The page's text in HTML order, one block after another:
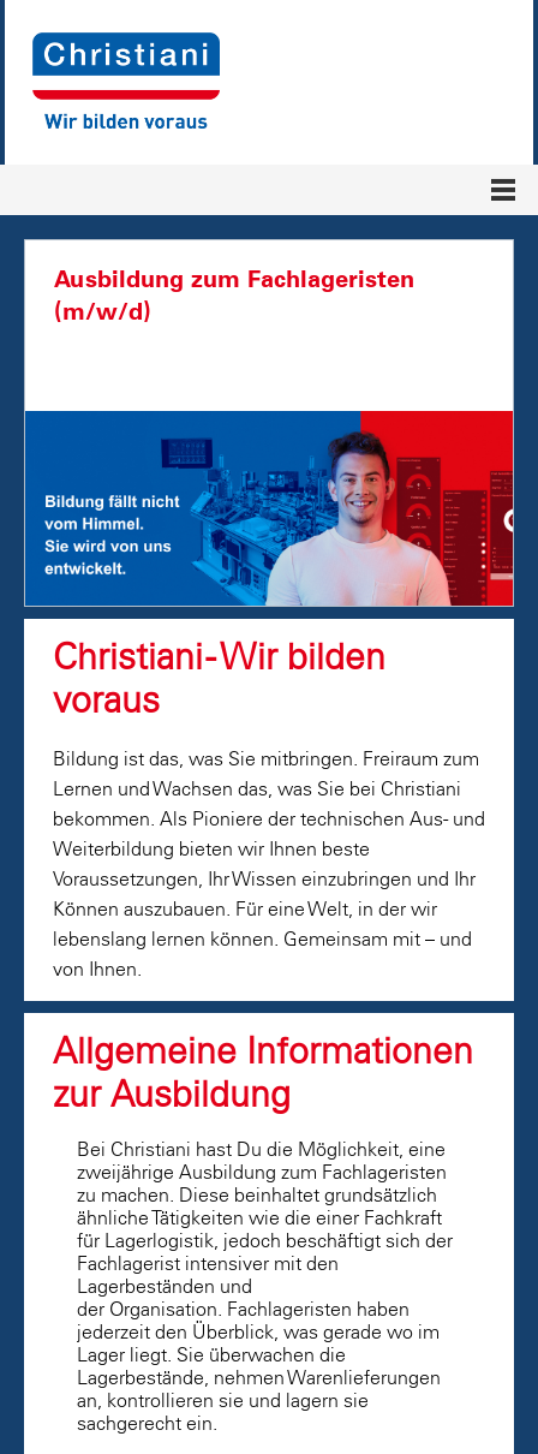
Ausbildung zum Fachlageristen
(m/w/d)
Christiani - Wir bilden
voraus
Bildung ist das, was Sie mitbringen. Freiraum zum
Lernen und Wachsen das, was Sie bei Christiani
bekommen. Als Pioniere der technischen Aus- und
Weiterbildung bieten wir Ihnen beste
Voraussetzungen, Ihr Wissen einzubringen und Ihr
Können auszubauen. Für eine Welt, in der wir
lebenslang lernen können. Gemeinsam mit – und
von Ihnen.
Allgemeine Informationen
zur Ausbildung
Bei Christiani hast Du die Möglichkeit, eine
zweijährige Ausbildung zum Fachlageristen
zu machen. Diese beinhaltet grundsätzlich
ähnliche Tätigkeiten wie die einer Fachkraft
für Lagerlogistik, jedoch beschäftigt sich der
Fachlagerist intensiver mit den
Lagerbeständen und
der Organisation. Fachlageristen haben
jederzeit den Überblick, was gerade wo im
Lager liegt. Sie überwachen die
Lagerbestände, nehmen Warenlieferungen
an, kontrollieren sie und lagern sie
sachgerecht ein.